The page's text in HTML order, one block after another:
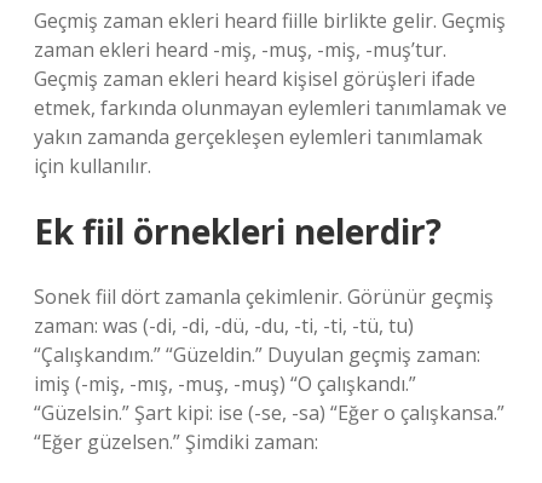
Geçmiş zaman ekleri heard fiille birlikte gelir. Geçmiş
zaman ekleri heard -miş, -muş, -miş, -muş’tur.
Geçmiş zaman ekleri heard kişisel görüşleri ifade
etmek, farkında olunmayan eylemleri tanımlamak ve
yakın zamanda gerçekleşen eylemleri tanımlamak
için kullanılır.
Ek fiil örnekleri nelerdir?
Sonek fiil dört zamanla çekimlenir. Görünür geçmiş
zaman: was (-di, -di, -dü, -du, -ti, -ti, -tü, tu)
“Çalışkandım.” “Güzeldin.” Duyulan geçmiş zaman:
imiş (-miş, -mış, -muş, -muş) “O çalışkandı.”
“Güzelsin.” Şart kipi: ise (-se, -sa) “Eğer o çalışkansa.”
“Eğer güzelsen.” Şimdiki zaman: